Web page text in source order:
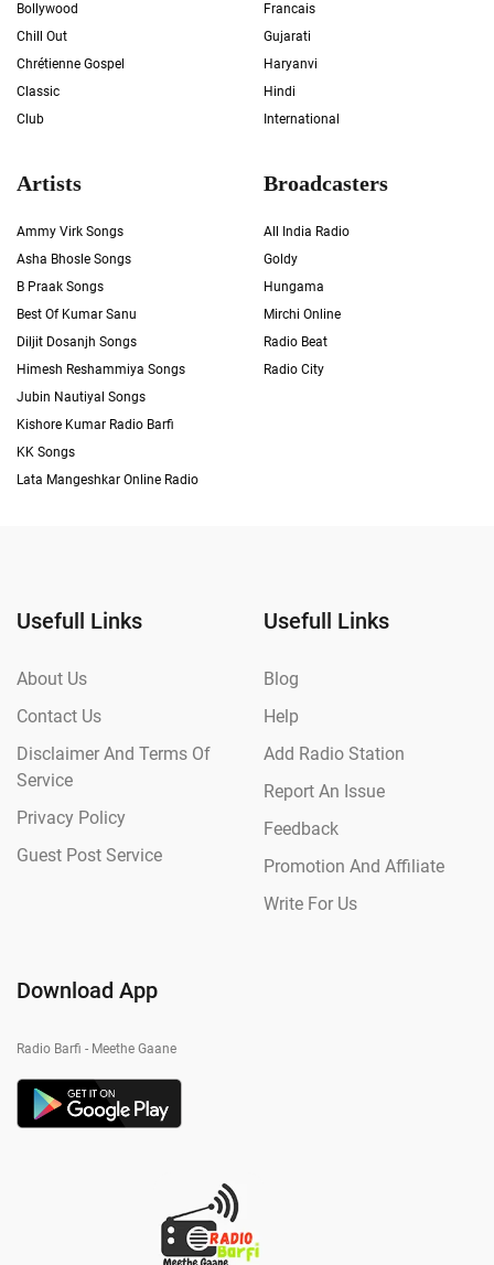
Bollywood
Chill Out
Chrétienne Gospel
Classic
Club
Francais
Gujarati
Haryanvi
Hindi
International
Artists
Ammy Virk Songs
Asha Bhosle Songs
B Praak Songs
Best Of Kumar Sanu
Diljit Dosanjh Songs
Himesh Reshammiya Songs
Jubin Nautiyal Songs
Kishore Kumar Radio Barfi
KK Songs
Lata Mangeshkar Online Radio
Broadcasters
All India Radio
Goldy
Hungama
Mirchi Online
Radio Beat
Radio City
Usefull Links
About Us
Contact Us
Disclaimer And Terms Of
Service
Privacy Policy
Guest Post Service
Usefull Links
Blog
Help
Add Radio Station
Report An Issue
Feedback
Promotion And Affiliate
Write For Us
Download App
Radio Barfi - Meethe Gaane